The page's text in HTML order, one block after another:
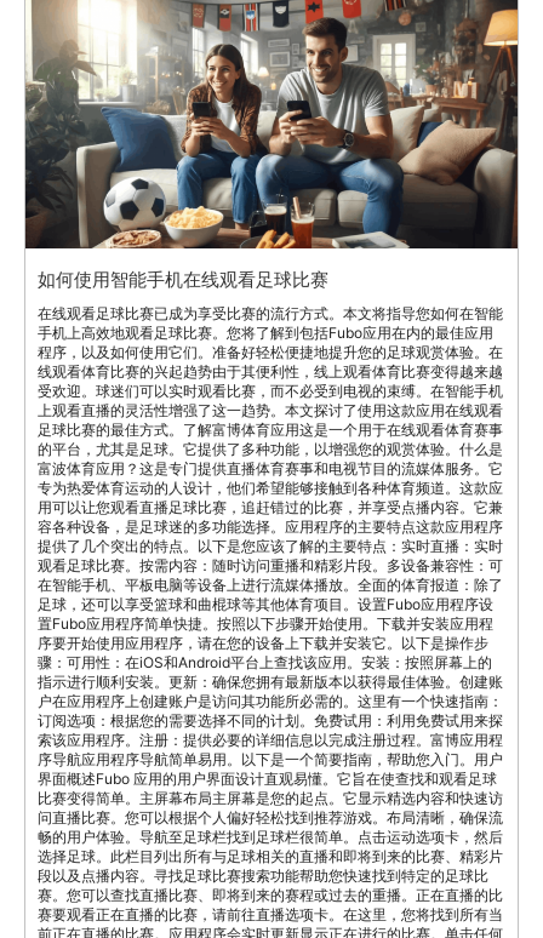
如何使用智能手机在线观看足球比赛
在线观看足球比赛已成为享受比赛的流行方式。本文将指导您如何在智能
手机上高效地观看足球比赛。您将了解到包括Fubo应用在内的最佳应用
程序，以及如何使用它们。准备好轻松便捷地提升您的足球观赏体验。在
线观看体育比赛的兴起趋势由于其便利性，线上观看体育比赛变得越来越
受欢迎。球迷们可以实时观看比赛，而不必受到电视的束缚。在智能手机
上观看直播的灵活性增强了这一趋势。本文探讨了使用这款应用在线观看
足球比赛的最佳方式。了解富博体育应用这是一个用于在线观看体育赛事
的平台，尤其是足球。它提供了多种功能，以增强您的观赏体验。什么是
富波体育应用？这是专门提供直播体育赛事和电视节目的流媒体服务。它
专为热爱体育运动的人设计，他们希望能够接触到各种体育频道。这款应
用可以让您观看直播足球比赛，追赶错过的比赛，并享受点播内容。它兼
容各种设备，是足球迷的多功能选择。应用程序的主要特点这款应用程序
提供了几个突出的特点。以下是您应该了解的主要特点：实时直播：实时
观看足球比赛。按需内容：随时访问重播和精彩片段。多设备兼容性：可
在智能手机、平板电脑等设备上进行流媒体播放。全面的体育报道：除了
足球，还可以享受篮球和曲棍球等其他体育项目。设置Fubo应用程序设
置Fubo应用程序简单快捷。按照以下步骤开始使用。下载并安装应用程
序要开始使用应用程序，请在您的设备上下载并安装它。以下是操作步
骤：可用性：在iOS和Android平台上查找该应用。安装：按照屏幕上的
指示进行顺利安装。更新：确保您拥有最新版本以获得最佳体验。创建账
户在应用程序上创建账户是访问其功能所必需的。这里有一个快速指南：
订阅选项：根据您的需要选择不同的计划。免费试用：利用免费试用来探
索该应用程序。注册：提供必要的详细信息以完成注册过程。富博应用程
序导航应用程序导航简单易用。以下是一个简要指南，帮助您入门。用户
界面概述Fubo 应用的用户界面设计直观易懂。它旨在使查找和观看足球
比赛变得简单。主屏幕布局主屏幕是您的起点。它显示精选内容和快速访
问直播比赛。您可以根据个人偏好轻松找到推荐游戏。布局清晰，确保流
畅的用户体验。导航至足球栏找到足球栏很简单。点击运动选项卡，然后
选择足球。此栏目列出所有与足球相关的直播和即将到来的比赛、精彩片
段以及点播内容。寻找足球比赛搜索功能帮助您快速找到特定的足球比
赛。您可以查找直播比赛、即将到来的赛程或过去的重播。正在直播的比
赛要观看正在直播的比赛，请前往直播选项卡。在这里，您将找到所有当
前正在直播的比赛。应用程序会实时更新显示正在进行的比赛。单击任何